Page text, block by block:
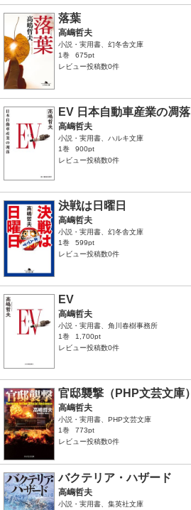
落葉
高嶋哲夫
小説・実用書、幻冬舎文庫
1巻
675pt
レビュー投稿数0件
EV 日本自動車産業の凋落
高嶋哲夫
小説・実用書、ハルキ文庫
1巻
900pt
レビュー投稿数0件
決戦は日曜日
高嶋哲夫
小説・実用書、幻冬舎文庫
1巻
599pt
レビュー投稿数0件
EV
高嶋哲夫
小説・実用書、角川春樹事務所
1巻
1,700pt
レビュー投稿数0件
官邸襲撃（PHP文芸文庫）
高嶋哲夫
小説・実用書、PHP文芸文庫
1巻
773pt
レビュー投稿数0件
バクテリア・ハザード
高嶋哲夫
小説・実用書、集英社文庫